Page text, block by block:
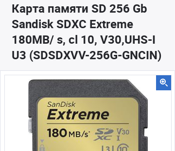
Карта памяти SD 256 Gb
Sandisk SDXC Extreme
180MB/ s, cl 10, V30,UHS-I
U3 (SDSDXVV-256G-GNCIN)